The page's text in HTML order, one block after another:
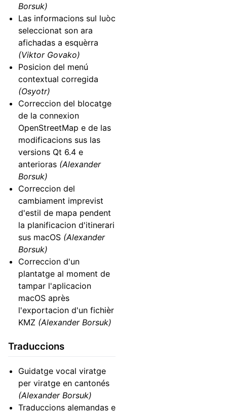
Borsuk)
Las informacions sul luòc
seleccionat son ara
afichadas a esquèrra
(Viktor Govako)
Posicion del menú
contextual corregida
(Osyotr)
Correccion del blocatge
de la connexion
OpenStreetMap e de las
modificacions sus las
versions Qt 6.4 e
anterioras (Alexander
Borsuk)
Correccion del
cambiament imprevist
d'estil de mapa pendent
la planificacion d'itinerari
sus macOS (Alexander
Borsuk)
Correccion d'un
plantatge al moment de
tampar l'aplicacion
macOS après
l'exportacion d'un fichièr
KMZ (Alexander Borsuk)
Traduccions
Guidatge vocal viratge
per viratge en cantonés
(Alexander Borsuk)
Traduccions alemandas e